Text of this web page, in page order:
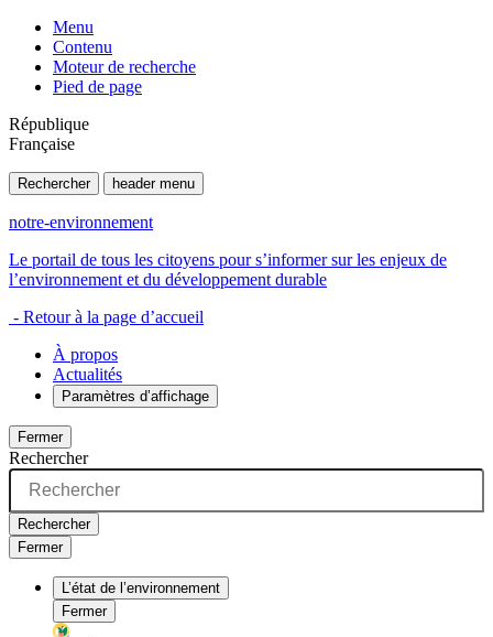
Menu
Contenu
Moteur de recherche
Pied de page
République
Française
Rechercher header menu
notre-environnement
Le portail de tous les citoyens pour s’informer sur les enjeux de
l’environnement et du développement durable
- Retour à la page d’accueil
À propos
Actualités
Paramètres d’affichage
Fermer
Rechercher
Rechercher
Fermer
L’état de l’environnement
Fermer